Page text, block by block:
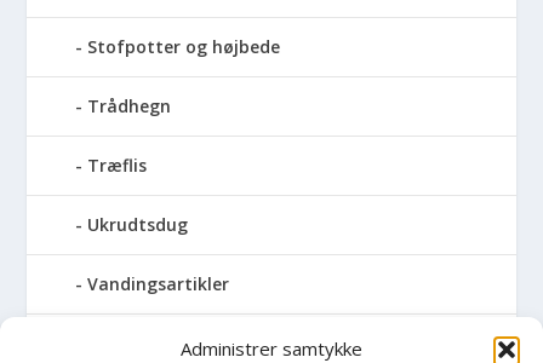
Administrer samtykke
Stofpotter og højbede
Trådhegn
Træflis
Ukrudtsdug
Vandingsartikler
Vandslanger